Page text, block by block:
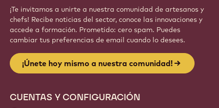
¡Te invitamos a unirte a nuestra comunidad de artesanos y
chefs! Recibe noticias del sector, conoce las innovaciones y
accede a formación. Prometido: cero spam. Puedes
cambiar tus preferencias de email cuando lo desees.
¡Únete hoy mismo a nuestra comunidad!
CUENTAS Y CONFIGURACIÓN